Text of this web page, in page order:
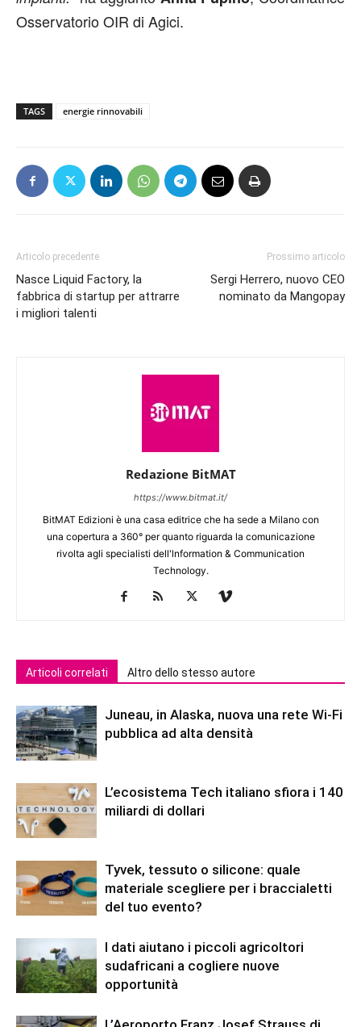
Osservatorio OIR di Agici.
TAGS energie rinnovabili
Articolo precedente
Nasce Liquid Factory, la
fabbrica di startup per attrarre
i migliori talenti
Prossimo articolo
Sergi Herrero, nuovo CEO
nominato da Mangopay
Redazione BitMAT
https://www.bitmat.it/
BitMAT Edizioni è una casa editrice che ha sede a Milano con
una copertura a 360° per quanto riguarda la comunicazione
rivolta agli specialisti dell'lnformation & Communication
Technology.
Articoli correlati Altro dello stesso autore
Juneau, in Alaska, nuova una rete Wi-Fi
pubblica ad alta densità
L’ecosistema Tech italiano sfiora i 140
miliardi di dollari
Tyvek, tessuto o silicone: quale
materiale scegliere per i braccialetti
del tuo evento?
I dati aiutano i piccoli agricoltori
sudafricani a cogliere nuove
opportunità